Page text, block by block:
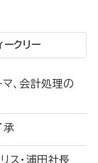
ークリー
、会計処理の
承
・浦田社長